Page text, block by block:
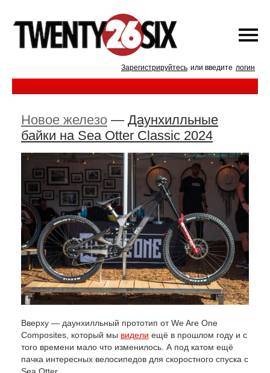
Зарегистрируйтесь или введите логин
Новое железо — Даунхилльные
байки на Sea Otter Classic 2024
Вверху — даунхилльный прототип от We Are One
Composites, который мы видели ещё в прошлом году и с
того времени мало что изменилось. А под катом ещё
пачка интересных велосипедов для скоростного спуска с